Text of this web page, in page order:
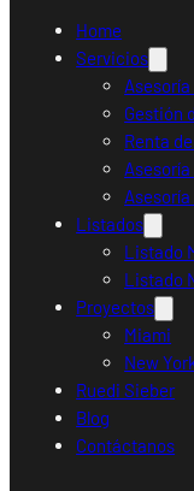
Home
Servicios
Gestión
Renta
Listados
Listado
Listado
Proyectos
Miami
New
Ruedi Sieber
Blog
Contáctanos